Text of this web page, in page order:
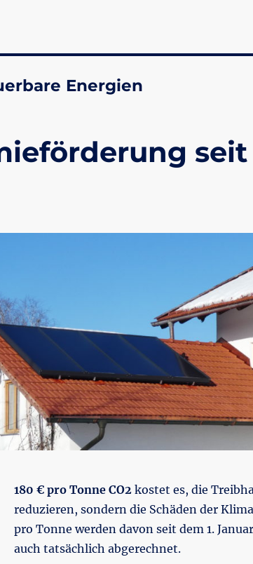
Energien
180 € pro Tonne CO2kostet es, die
reduzieren, sondern die Schäden der
pro Tonne werden davon seit dem 1.
auch tatsächlich abgerechnet.